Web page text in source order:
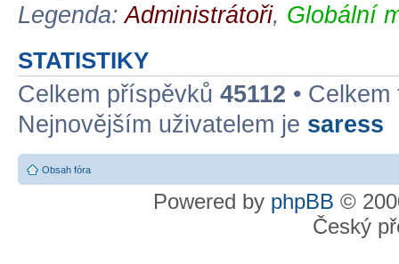
Legenda:Administrátoři, Globální
STATISTIKY
Celkem příspěvků 45112 •
Nejnovějším uživatelem je saress
Obsah fóra
Powered by phpBB ©
Český